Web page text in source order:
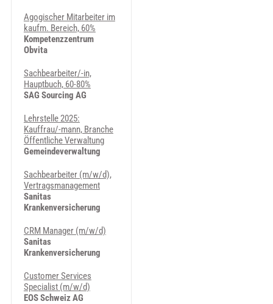
Agogischer Mitarbeiter im
kaufm. Bereich, 60%
Kompetenzzentrum
Obvita
Sachbearbeiter/-in,
Hauptbuch, 60-80%
SAG Sourcing AG
Lehrstelle 2025:
Kauffrau/-mann, Branche
Öffentliche Verwaltung
Gemeindeverwaltung
Sachbearbeiter (m/w/d),
Vertragsmanagement
Sanitas
Krankenversicherung
CRM Manager (m/w/d)
Sanitas
Krankenversicherung
Customer Services
Specialist (m/w/d)
EOS Schweiz AG